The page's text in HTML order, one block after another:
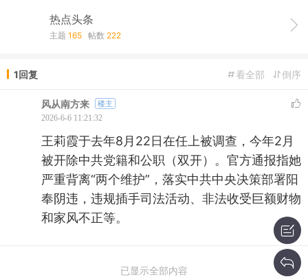
热点头条
主题 165 帖数 222
1回复 倒序
看全部
风从南方来 楼主
2026-6-6 11:21:32
王莉霞于去年8月22日在任上被调查，今年2月
被开除中共党籍和公职（双开）。官方通报指她
严重背离“两个维护”，落实中共中央决策部署阳
奉阴违，违规插手司法活动、非法收受巨额财物
和家风不正等。
已显示全部内容